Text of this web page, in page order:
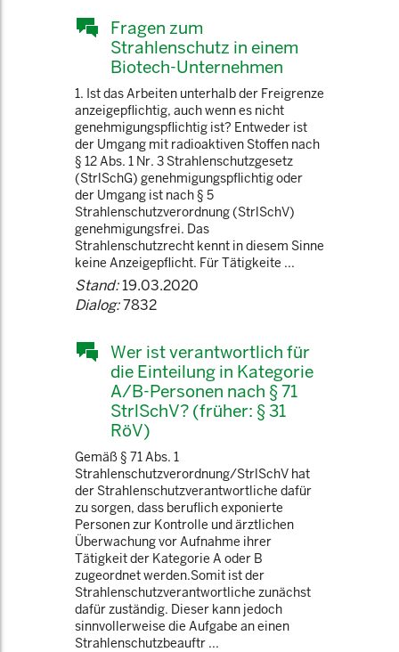
Fragen zum
Strahlenschutz in einem
Biotech-Unternehmen
1. Ist das Arbeiten unterhalb der Freigrenze
anzeigepflichtig, auch wenn es nicht
genehmigungspflichtig ist? Entweder ist
der Umgang mit radioaktiven Stoffen nach
§ 12 Abs. 1 Nr. 3 Strahlenschutzgesetz
(StrlSchG) genehmigungspflichtig oder
der Umgang ist nach § 5
Strahlenschutzverordnung (StrlSchV)
genehmigungsfrei. Das
Strahlenschutzrecht kennt in diesem Sinne
keine Anzeigepflicht. Für Tätigkeite ...
Stand:19.03.2020
Dialog:7832
Wer ist verantwortlich für
die Einteilung in Kategorie
A/B-Personen nach § 71
StrlSchV? (früher: § 31
RöV)
Gemäß § 71 Abs. 1
Strahlenschutzverordnung/StrlSchV hat
der Strahlenschutzverantwortliche dafür
zu sorgen, dass beruflich exponierte
Personen zur Kontrolle und ärztlichen
Überwachung vor Aufnahme ihrer
Tätigkeit der Kategorie A oder B
zugeordnet werden.Somit ist der
Strahlenschutzverantwortliche zunächst
dafür zuständig. Dieser kann jedoch
sinnvollerweise die Aufgabe an einen
Strahlenschutzbeauftr ...